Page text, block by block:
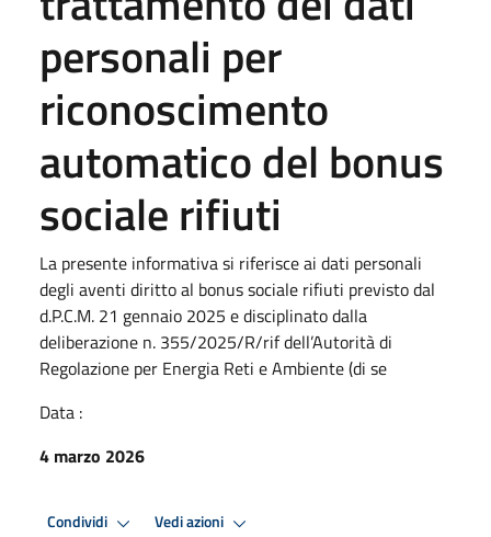
personali per
riconoscimento
automatico del bonus
sociale rifiuti
La presente informativa si riferisce ai dati personali
degli aventi diritto al bonus sociale rifiuti previsto dal
d.P.C.M. 21 gennaio 2025 e disciplinato dalla
deliberazione n. 355/2025/R/rif dell’Autorità di
Regolazione per Energia Reti e Ambiente (di se
Data :
4 marzo 2026
Condividi Vedi azioni